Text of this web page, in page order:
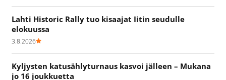
Lahti Historic Rally tuo kisaajat Iitin seudulle
elokuussa
3.8.2026
Kyljysten katusählyturnaus kasvoi jälleen – Mukana
jo 16 joukkuetta